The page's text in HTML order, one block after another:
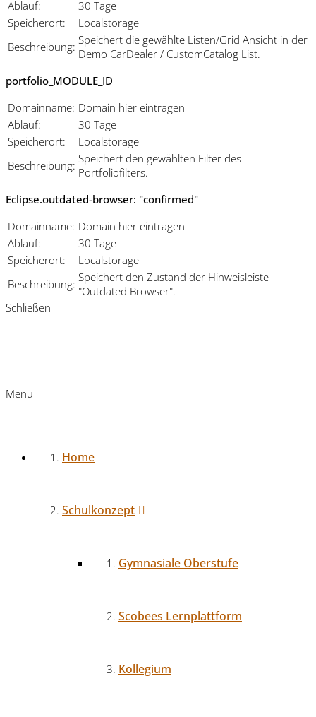
Ablauf:
30 Tage
Speicherort:
Localstorage
Beschreibung: Speichert die gewählte Listen/Grid Ansicht in der
Demo CarDealer / CustomCatalog List.
portfolio_MODULE_ID
Domainname: Domain hier eintragen
Ablauf:
30 Tage
Speicherort:
Localstorage
Beschreibung: Speichert den gewählten Filter des
Portfoliofilters.
Eclipse.outdated-browser: "confirmed"
Domainname: Domain hier eintragen
Ablauf:
30 Tage
Speicherort:
Localstorage
Beschreibung: Speichert den Zustand der Hinweisleiste
"Outdated Browser".
Schließen
Menu
Home
Schulkonzept
Gymnasiale Oberstufe
Scobees Lernplattform
Kollegium